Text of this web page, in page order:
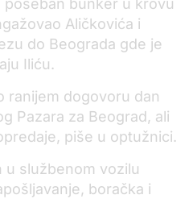
poseban bunker u krovu
Aličkovića i
do Beograda gde je
Iliću.
ranijem dogovoru dan
Pazara za Beograd, ali
piše u optužnici.
u službenom vozilu
boračka i